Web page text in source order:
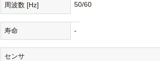
周波数 [Hz] 50/60
寿命 -
センサ